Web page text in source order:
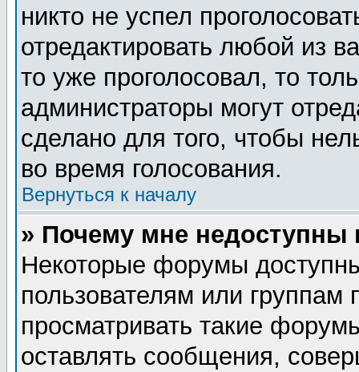
никто не успел
отредактировать любой из
то уже проголосовал, то
администраторы могут
сделано для того, чтобы
во время голосования.
Вернуться к началу
» Почему мне
Некоторые форумы
пользователям или группам
просматривать такие
оставлять сообщения,